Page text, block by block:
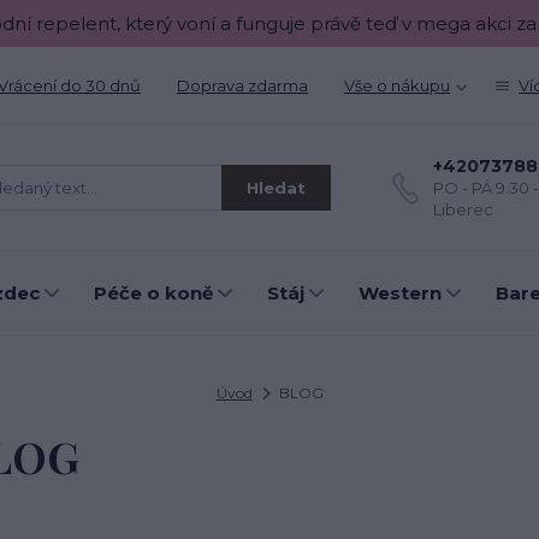
repelent, který voní a funguje právě teď v mega akci za
do 30 dnů Doprava zdarma Vše o nákupu
Hledat
PO - PÁ 9.30
Liberec
Péče o koně Stáj Western
Úvod BLOG